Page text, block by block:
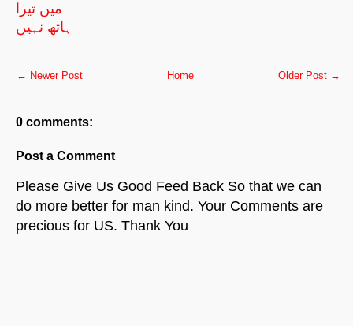
میں تیرا
ہاتھ نہیں
← Newer Post Older Post →
Home
0 comments:
Post a Comment
Please Give Us Good Feed Back So that we can
do more better for man kind. Your Comments are
precious for US. Thank You